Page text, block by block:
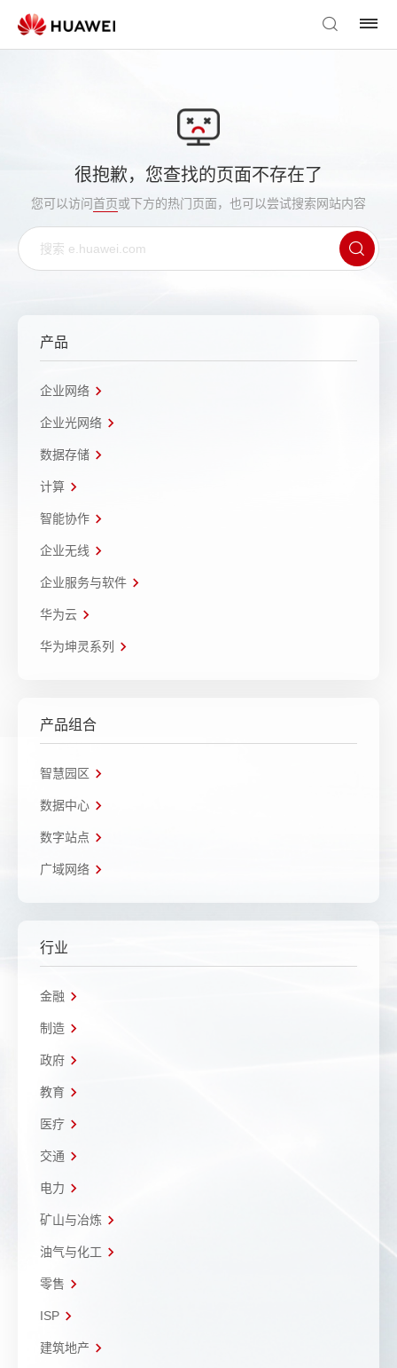
很抱歉，您查找的页面不存在了
您可以访问首页或下方的热门页面，也可以尝试搜索网站内容
产品
企业网络
企业光网络
数据存储
计算
智能协作
企业无线
企业服务与软件
华为云
华为坤灵系列
产品组合
智慧园区
数据中心
数字站点
广域网络
行业
金融
制造
政府
教育
医疗
交通
电力
矿山与冶炼
油气与化工
零售
ISP
建筑地产